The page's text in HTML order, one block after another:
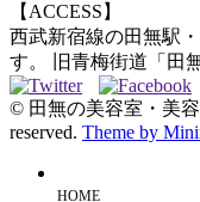
【ACCESS】
西武新宿線の田無駅
す。 旧青梅街道「田
© 田無の美容室・美
reserved. Theme by
HOME